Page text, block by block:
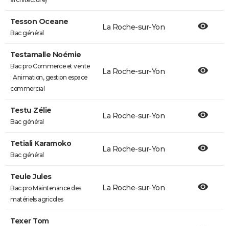
Tesson Oceane
Bac général
La Roche-sur-Yon
Testamalle Noémie
Bac pro Commerce et vente
: Animation, gestion espace
commercial
La Roche-sur-Yon
Testu Zélie
Bac général
La Roche-sur-Yon
Tetiali Karamoko
Bac général
La Roche-sur-Yon
Teule Jules
Bac pro Maintenance des
matériels agricoles
La Roche-sur-Yon
Texer Tom